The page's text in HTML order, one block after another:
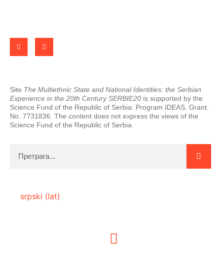
Site The Multiethnic State and National Identities: the Serbian
Experience in the 20th Century SERBIE20 is supported by the
Science Fund of the Republic of Serbia: Program IDEAS, Grant.
No. 7731836. The content does not express the views of the
Science Fund of the Republic of Serbia.
srpski (lat)